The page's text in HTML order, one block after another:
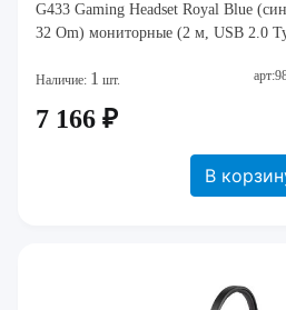
G433 Gaming Headset Royal Blue
32 Om) мониторные (2 м, USB 2.0
Наличие: 1 шт.
7 166 ₽
В